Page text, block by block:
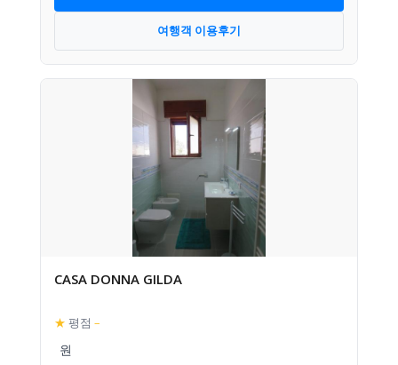
여행객 이용후기
CASA DONNA GILDA
★ 평점 –